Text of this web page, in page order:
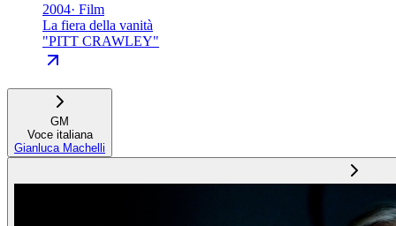
2004· Film
La fiera della vanità
"PITT CRAWLEY"
GM
Voce italiana
Gianluca Machelli